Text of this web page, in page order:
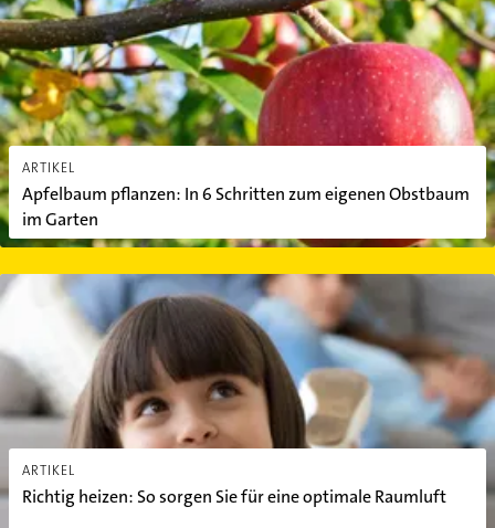
ARTIKEL
Apfelbaum pflanzen: In 6 Schritten zum eigenen Obstbaum
im Garten
ARTIKEL
Richtig heizen: So sorgen Sie für eine optimale Raumluft
Richtig heizen: So sorgen Sie für eine optimale Raumluft